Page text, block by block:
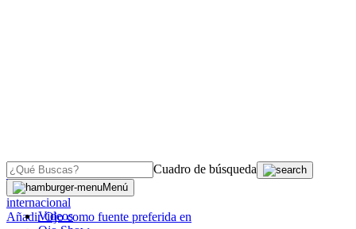
Cuadro de búsqueda
Menú
Videos
OJO
internacional
AñadirOjocomo fuente preferida en